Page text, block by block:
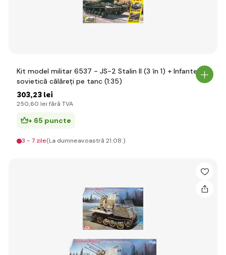
Kit model militar 6537 - JS-2 Stalin II (3 în 1) + Infanterie
sovietică călăreți pe tanc (1:35)
303,23 lei
250,60 lei fără TVA
+ 65 puncte
3 - 7 zile(La dumneavoastră 21.08.)